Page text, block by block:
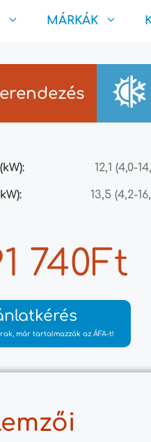
MÁRKÁK
12,1 (4,0-
13,5 (4,2-
740Ft
már tartalmazzák az ÁFA-t!